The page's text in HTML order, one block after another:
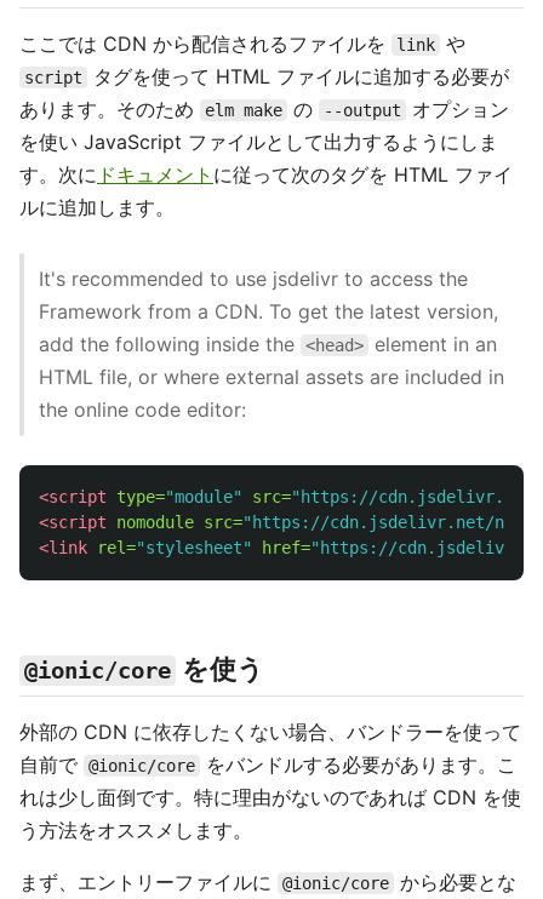
ここでは CDN から配信されるファイルを link や
script
タグを使って HTML ファイルに追加する必要が
あります。そのため
elm make の --output
オプション
を使い JavaScript ファイルとして出力するようにしま
す。次に ドキュメント に従って次のタグを HTML ファイ
ルに追加します。
It's recommended to use jsdelivr to access the
Framework from a CDN. To get the latest version,
add the following inside the <head>
element in an
HTML file, or where external assets are included in
the online code editor:
<script type="module" src="https://cdn.jsdelivr.net/
<script nomodule src="https://cdn.jsdelivr.net/
<link
rel="stylesheet" href="https://
@ionic/core を使う
外部の CDN に依存したくない場合、バンドラーを使って
自前で @ionic/core
をバンドルする必要があります。こ
れは少し面倒です。特に理由がないのであれば CDN を使
う方法をオススメします。
まず、エントリーファイルに @ionic/core から必要とな